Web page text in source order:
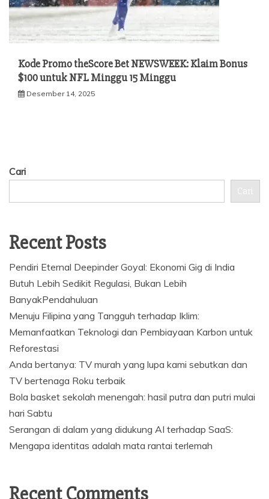
Kode Promo theScore Bet NEWSWEEK: Klaim Bonus
$100 untuk NFL Minggu 15 Minggu
Desember 14, 2025
Cari
Cari
Recent Posts
Pendiri Eternal Deepinder Goyal: Ekonomi Gig di India
Butuh Lebih Sedikit Regulasi, Bukan Lebih
BanyakPendahuluan
Menuju Filipina yang Tangguh terhadap Iklim:
Memanfaatkan Teknologi dan Pembiayaan Karbon untuk
Reforestasi
Anda bertanya: TV murah yang lupa kami sebutkan dan
TV bertenaga Roku terbaik
Bola basket sekolah menengah: hasil putra dan putri mulai
hari Sabtu
Serangan di dalam yang didukung AI terhadap SaaS:
Mengapa identitas adalah mata rantai terlemah
Recent Comments